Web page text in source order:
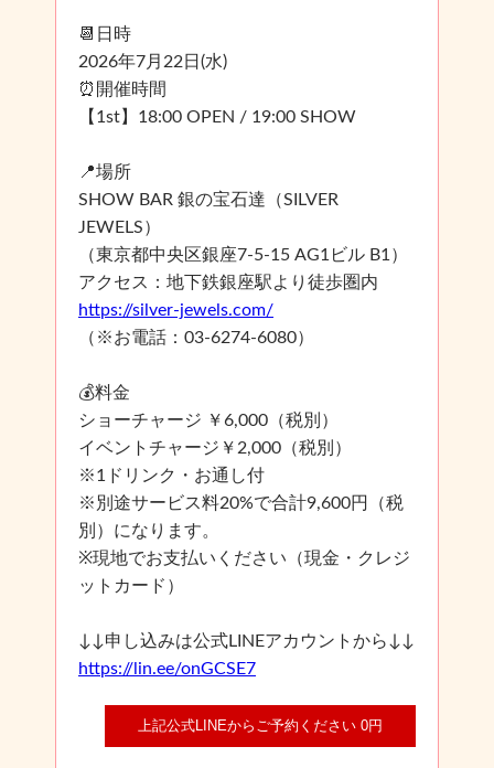
📆日時
2026年7月22日(水)
⏰開催時間
【1st】18:00 OPEN / 19:00 SHOW
📍場所
SHOW BAR 銀の宝石達（SILVER
JEWELS）
（東京都中央区銀座7-5-15 AG1ビル B1）
アクセス：地下鉄銀座駅より徒歩圏内
https://silver-jewels.com/
（※お電話：03-6274-6080）
💰料金
ショーチャージ ￥6,000（税別）
イベントチャージ￥2,000（税別）
※1ドリンク・お通し付
※別途サービス料20%で合計9,600円（税
別）になります。
※現地でお支払いください（現金・クレジ
ットカード）
↓↓申し込みは公式LINEアカウントから↓↓
https://lin.ee/onGCSE7
上記公式LINEからご予約ください 0円